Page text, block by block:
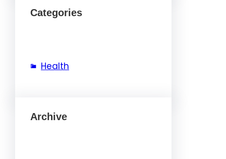
Categories
Health
Archive